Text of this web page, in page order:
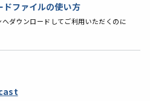
ドファイルの使い方
ダウンロードしてご利用いただくのに